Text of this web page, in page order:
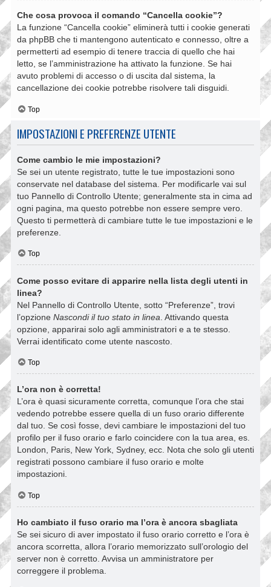
Che cosa provoca il comando “Cancella cookie”?
La funzione “Cancella cookie” eliminerà tutti i cookie generati
da phpBB che ti mantengono autenticato e connesso, oltre a
permetterti ad esempio di tenere traccia di quello che hai
letto, se l’amministrazione ha attivato la funzione. Se hai
avuto problemi di accesso o di uscita dal sistema, la
cancellazione dei cookie potrebbe risolvere tali disguidi.
Top
IMPOSTAZIONI E PREFERENZE UTENTE
Come cambio le mie impostazioni?
Se sei un utente registrato, tutte le tue impostazioni sono
conservate nel database del sistema. Per modificarle vai sul
tuo Pannello di Controllo Utente; generalmente sta in cima ad
ogni pagina, ma questo potrebbe non essere sempre vero.
Questo ti permetterà di cambiare tutte le tue impostazioni e le
preferenze.
Top
Come posso evitare di apparire nella lista degli utenti in
linea?
Nel Pannello di Controllo Utente, sotto “Preferenze”, trovi
l’opzione Nascondi il tuo stato in linea . Attivando questa
opzione, apparirai solo agli amministratori e a te stesso.
Verrai identificato come utente nascosto.
Top
L’ora non è corretta!
L’ora è quasi sicuramente corretta, comunque l’ora che stai
vedendo potrebbe essere quella di un fuso orario differente
dal tuo. Se così fosse, devi cambiare le impostazioni del tuo
profilo per il fuso orario e farlo coincidere con la tua area, es.
London, Paris, New York, Sydney, ecc. Nota che solo gli utenti
registrati possono cambiare il fuso orario e molte
impostazioni.
Top
Ho cambiato il fuso orario ma l’ora è ancora sbagliata
Se sei sicuro di aver impostato il fuso orario corretto e l’ora è
ancora scorretta, allora l’orario memorizzato sull’orologio del
server non è corretto. Avvisa un amministratore per
correggere il problema.